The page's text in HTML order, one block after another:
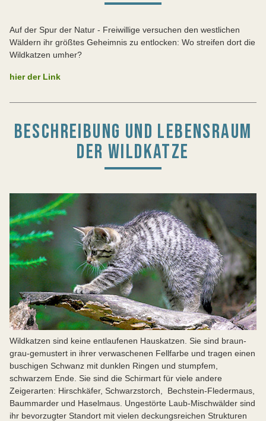
Auf der Spur der Natur - Freiwillige versuchen den westlichen
Wäldern ihr größtes Geheimnis zu entlocken: Wo streifen dort die
Wildkatzen umher?
hier der Link
BESCHREIBUNG UND LEBENSRAUM
DER WILDKATZE
Wildkatzen sind keine entlaufenen Hauskatzen. Sie sind braun-
grau-gemustert in ihrer verwaschenen Fellfarbe und tragen einen
buschigen Schwanz mit dunklen Ringen und stumpfem,
schwarzem Ende. Sie sind die Schirmart für viele andere
Zeigerarten: Hirschkäfer, Schwarzstorch, Bechstein-Fledermaus,
Baummarder und Haselmaus. Ungestörte Laub-Mischwälder sind
ihr bevorzugter Standort mit vielen deckungsreichen Strukturen